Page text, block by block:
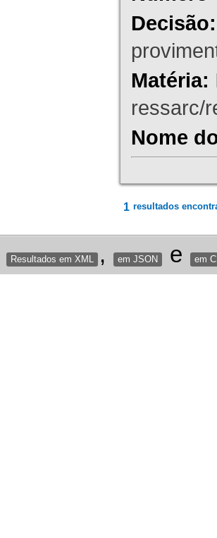
Decisão:
Matéria:
ressarc/
Nome
1 resultados
Resultados em XML , em JSON e em